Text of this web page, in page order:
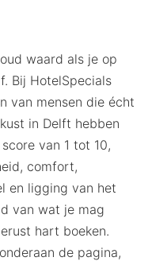
waard als je op
Bij HotelSpecials
van mensen die écht
in Delft hebben
van 1 tot 10,
comfort,
en ligging van het
van wat je mag
hart boeken.
de pagina,